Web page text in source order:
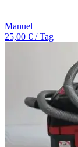
Manuel
25,00 € / Tag